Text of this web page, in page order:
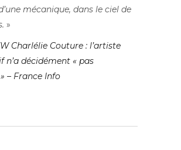
mécanique, dans le ciel de
»
Charlélie Couture : l’artiste
n’a décidément « pas
– France Info